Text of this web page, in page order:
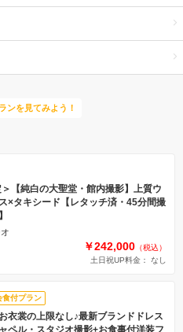
ンを見てみよう！
【純白の大聖堂・館内撮影】上質ウ
×タキシード【レタッチ済・45分間撮
￥242,000 （税込）
土日祝UP料金： なし
食付プラン
衣裳の上限なし♪最新ブランドドレス
ペル・スタジオ撮影+お食事付洋装フ